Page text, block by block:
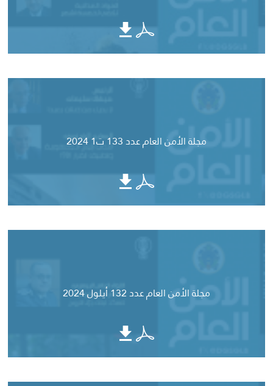
مجلة الأمن العام عدد 133 ت1 2024
مجلة الأمن العام عدد 132 أيلول 2024